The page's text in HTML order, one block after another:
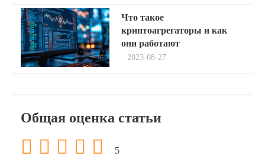
Что такое
криптоагрегаторы и как
они работают
2023-08-27
Общая оценка статьи
5